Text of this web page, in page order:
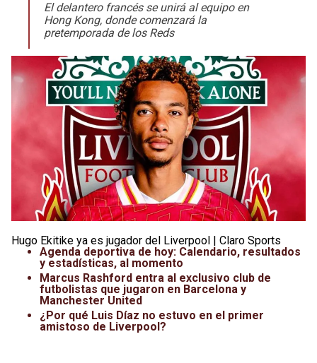
Fútbol de Estufa
Fútbol Femenil
Leagues Cup
Liga de Expansión MX
Liga MX
Selección Mexicana
Boxeo
UFC
Lucha Libre
Juegos Panamericanos
El delantero francés se unirá al equipo en
Hong Kong, donde comenzará la
pretemporada de los Reds
Hugo Ekitike ya es jugador del Liverpool | Claro Sports
Agenda deportiva de hoy: Calendario, resultados
y estadísticas, al momento
Marcus Rashford entra al exclusivo club de
futbolistas que jugaron en Barcelona y
Manchester United
¿Por qué Luis Díaz no estuvo en el primer
amistoso de Liverpool?